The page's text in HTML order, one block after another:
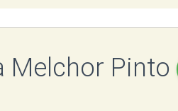
Melchor Pinto